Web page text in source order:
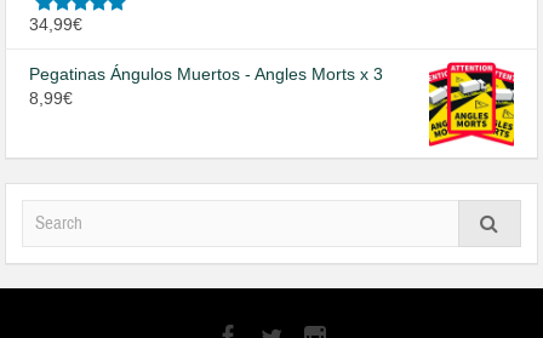
Valorado
34,99€
Pegatinas Ángulos Muertos - Angles Morts x 3
8,99€